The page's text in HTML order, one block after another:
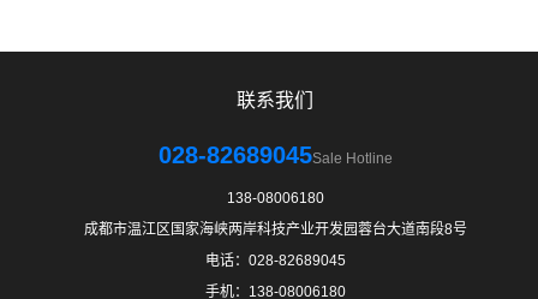
联系我们
028-82689045Sale Hotline
138-08006180
成都市温江区国家海峡两岸科技产业开发园蓉台大道南段8号
电话：028-82689045
手机：138-08006180